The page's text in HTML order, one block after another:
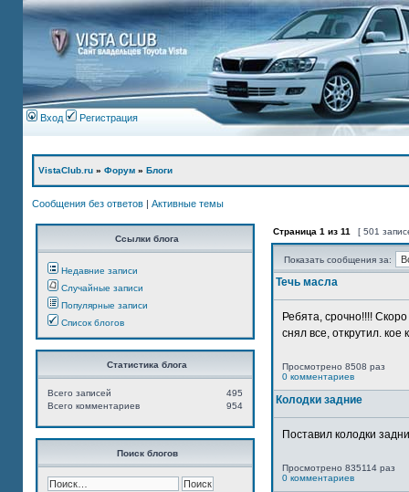
Вход Регистрация
VistaClub.ru » Форум » Блоги
Сообщения без ответов | Активные темы
Ссылки блога
Недавние записи
Случайные записи
Популярные записи
Список блогов
Статистика блога
495
Всего записей
954
Всего комментариев
Поиск блогов
Страница 1 из 11 [ 501
Показать сообщения за:
Течь масла
Ребята, срочно!!!!
снял все, открутил. кое
Просмотрено 8508 раз
0 комментариев
Колодки задние
Поставил колодки
Просмотрено 835114 раз
0 комментариев